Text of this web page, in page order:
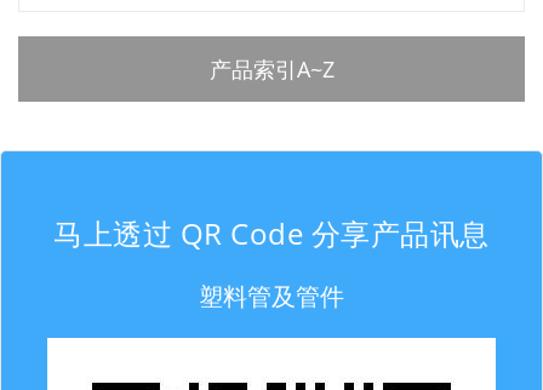
产品索引A~Z
马上透过 QR Code 分享产品讯息
塑料管及管件